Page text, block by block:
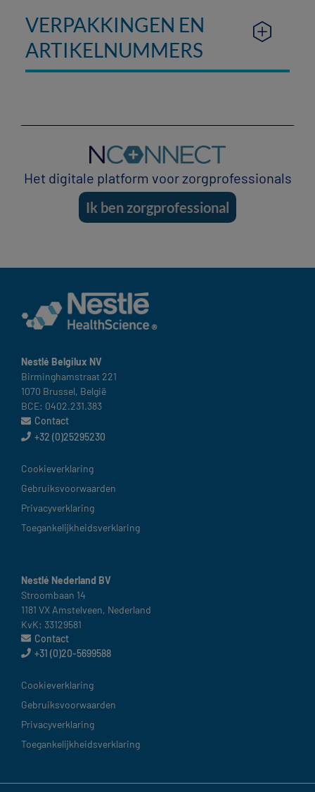
VERPAKKINGEN EN
ARTIKELNUMMERS
Het digitale platform voor zorgprofessionals
Ik ben zorgprofessional
Nestlé Belgilux NV​
Birminghamstraat 221 ​
1070 Brussel, België​
BCE: 0402.231.383
Contact
+32 (0)25295230
België
Cookieverklaring​
Gebruiksvoorwaarden​
Privacyverklaring
Toegankelijkheidsverklaring
Nestlé Nederland BV
Stroombaan 14​
1181 VX Amstelveen, Nederland​
KvK: 33129581
Contact
+31 (0)20-5699588
Nederland
Cookieverklaring​
Gebruiksvoorwaarden ​
Privacyverklaring
Toegankelijkheidsverklaring